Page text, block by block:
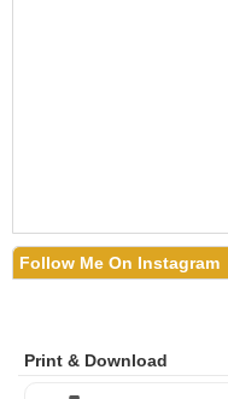
Follow Me On Instagram
Print & Download